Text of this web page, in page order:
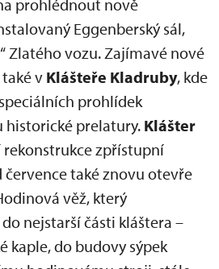
prohlédnout nově
Eggenberský sál,
Zlatého vozu. Zajímavé nové
v Klášteře Kladruby, kde
prohlídek
historické prelatury. Klášter
zpřístupní
také znovu otevře
věž, který
nejstarší části kláštera –
kaple, do budovy sýpek